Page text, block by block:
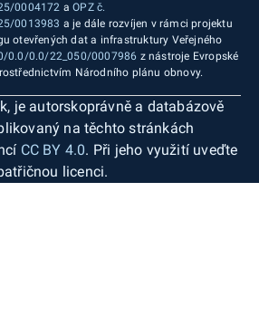
0004172 aOPZ č.
0013983 a je dále rozvíjen v rámci projektu
otevřených dat a infrastruktury Veřejného
0.0/0.0/22_050/0007986 z nástroje Evropské
Národního plánu obnovy.
je autorskoprávně a databázově
na těchto stránkách
CC BY 4.0. Při jeho využití uveďte
licenci.